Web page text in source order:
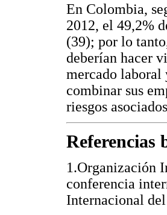
En Colombia,
2012, el 49,2%
(39); por lo
deberían hacer
mercado laboral
combinar sus
riesgos
Referencias
1.Organización
conferencia
Internacional